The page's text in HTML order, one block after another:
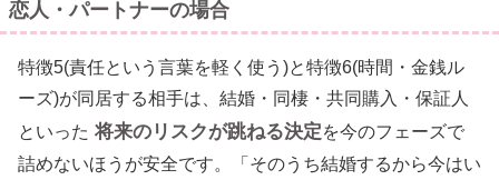
恋人・パートナーの場合
特徴5(責任という言葉を軽く使う)と特徴6(時間・金銭ル
ーズ)が同居する相手は、結婚・同棲・共同購入・保証人
といった 将来のリスクが跳ねる決定を今のフェーズで
詰めないほうが安全です。「そのうち結婚するから今はい